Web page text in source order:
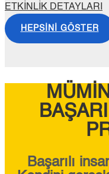
ETKİNLİK DETAYLARI
HEPSINI GÖSTER
Başarılı